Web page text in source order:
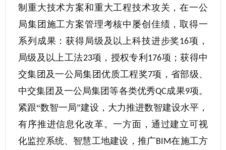
制重大技术方案和重大工程技术攻关，在一公
局集团施工方案管理考核中屡创佳绩，取得一
系列成果：获得局级及以上科技进步奖16项，
局级及以上工法23项，授权专利 176项；获得中
交集团及一公局集团优质工程奖7项，省部级、
中交集团及一公局集团等各类优秀QC成果9项。
紧跟“数智一局”建设，大力推进数智建设水平，
有序推进信息化改革。一方面，通过建立可视
化监控系统、智慧工地建设，推广BIM在施工方